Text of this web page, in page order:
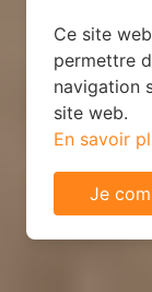
Ce site
permettre
navigation
site web.
En savoir
Je